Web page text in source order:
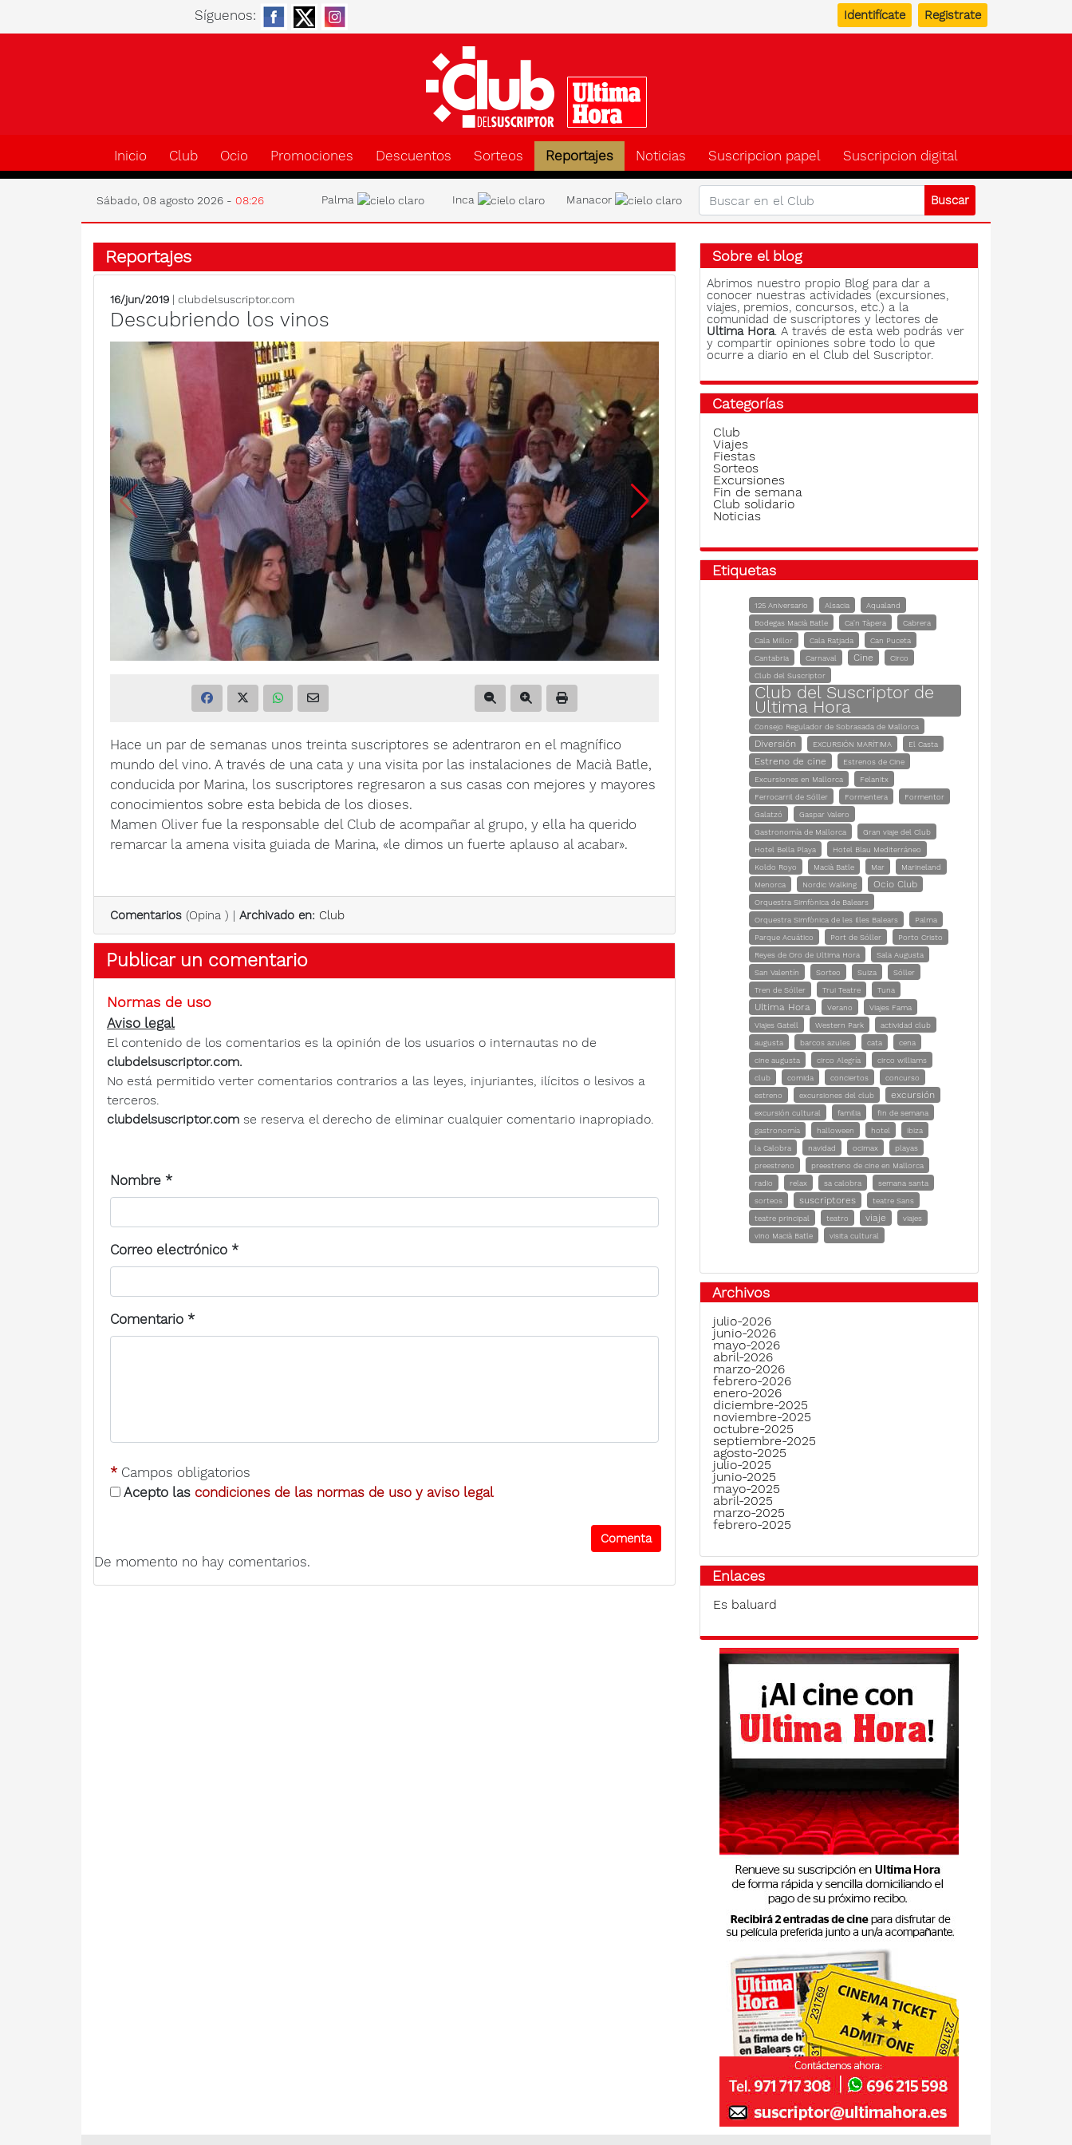
Síguenos: Identifícate Registrate
Inicio Club Ocio Promociones Descuentos Sorteos Reportajes Noticias Suscripcion papel Suscripcion digital
Sábado, 08 agosto 2026 - 08:26 Palma Inca Manacor
Reportajes
16/jun/2019 | clubdelsuscriptor.com
Descubriendo los vinos
Hace un par de semanas unos treinta suscriptores se adentraron en el magnífico
mundo del vino. A través de una cata y una visita por las instalaciones de Macià Batle,
conducida por Marina, los suscriptores regresaron a sus casas con mejores y mayores
conocimientos sobre esta bebida de los dioses.
Mamen Oliver fue la responsable del Club de acompañar al grupo, y ella ha querido
remarcar la amena visita guiada de Marina, «le dimos un fuerte aplauso al acabar».
Comentarios (Opina ) | Archivado en: Club
Publicar un comentario
Normas de uso
Aviso legal
El contenido de los comentarios es la opinión de los usuarios o internautas no de
clubdelsuscriptor.com.
No está permitido verter comentarios contrarios a las leyes, injuriantes, ilícitos o lesivos a
terceros.
clubdelsuscriptor.com se reserva el derecho de eliminar cualquier comentario inapropiado.
Nombre *
Correo electrónico *
Comentario *
* Campos obligatorios
Acepto las condiciones de las normas de uso y aviso legal
De momento no hay comentarios.
Sobre el blog
Abrimos nuestro propio Blog para dar a
conocer nuestras actividades (excursiones,
viajes, premios, concursos, etc.) a la
comunidad de suscriptores y lectores de
Ultima Hora. A través de esta web podrás ver
y compartir opiniones sobre todo lo que
ocurre a diario en el Club del Suscriptor.
Categorías
Club
Viajes
Fiestas
Sorteos
Excursiones
Fin de semana
Club solidario
Noticias
Etiquetas
125 Aniversario Alsacia
Aqualand
Bodegas Macià Batle
Ca'n Tàpera
Cabrera
Cala Millor
Cala Ratjada
Can Puceta
Cantabria
Carnaval Cine
Circo
Club del Suscriptor
Club del Suscriptor de
Ultima Hora
Consejo Regulador de Sobrasada de Mallorca
Diversión EXCURSIÓN MARÍTIMA El Casta
Estreno de cine
Estrenos de Cine
Excursiones en Mallorca
Felanitx
Ferrocarril de Sóller
Formentera
Formentor
Galatzó
Gaspar Valero
Gastronomía de Mallorca
Gran viaje del Club
Hotel Bella Playa
Hotel Blau Mediterráneo
Koldo Royo
Macià Batle Mar
Marineland
Menorca
Nordic Walking Ocio Club
Orquestra Simfònica de Balears
Orquestra Simfònica de les Illes Balears
Palma
Parque Acuático
Port de Sóller
Porto Cristo
Reyes de Oro de Ultima Hora
Sala Augusta
San Valentín
Sorteo Suiza
Sóller
Tren de Sóller
Trui Teatre Tuna
Ultima Hora Verano
Viajes Fama
Viajes Gatell
Western Park
actividad club
augusta
barcos azules cata
cena
cine augusta
circo Alegría
circo williams
club
comida conciertos
concurso
estreno
excursiones del club excursión
excursión cultural familia
fin de semana
gastronomía
halloween hotel
ibiza
la Calobra
navidad ocimax
playas
preestreno
preestreno de cine en Mallorca
radio
relax sa calobra
semana santa
sorteos
suscriptores
teatre Sans
teatre principal
teatro viaje
viajes
vino Macià Batle
visita cultural
Archivos
julio-2026
junio-2026
mayo-2026
abril-2026
marzo-2026
febrero-2026
enero-2026
diciembre-2025
noviembre-2025
octubre-2025
septiembre-2025
agosto-2025
julio-2025
junio-2025
mayo-2025
abril-2025
marzo-2025
febrero-2025
Enlaces
Es baluard